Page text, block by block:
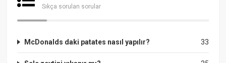
Sıkça sorulan sorular
33
McDonalds daki patates nasıl yapılır?